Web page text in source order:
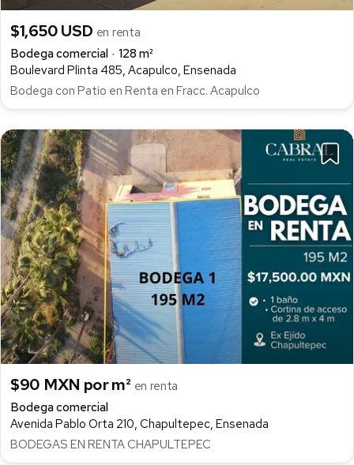
$1,650 USD en renta
Bodega comercial
128 m²
Boulevard Plinta 485, Acapulco, Ensenada
Bodega con Patio en Renta en Fracc. Acapulco
$90 MXN por m² en renta
Bodega comercial
Avenida Pablo Orta 210, Chapultepec, Ensenada
BODEGAS EN RENTA CHAPULTEPEC